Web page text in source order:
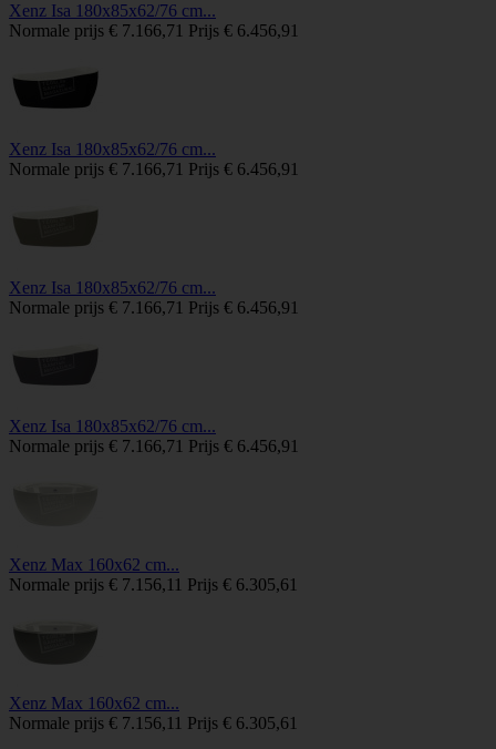
Xenz Isa 180x85x62/76 cm...
Normale prijs € 7.166,71 Prijs € 6.456,91
Xenz Isa 180x85x62/76 cm...
Normale prijs € 7.166,71 Prijs € 6.456,91
Xenz Isa 180x85x62/76 cm...
Normale prijs € 7.166,71 Prijs € 6.456,91
Xenz Isa 180x85x62/76 cm...
Normale prijs € 7.166,71 Prijs € 6.456,91
Xenz Max 160x62 cm...
Normale prijs € 7.156,11 Prijs € 6.305,61
Xenz Max 160x62 cm...
Normale prijs € 7.156,11 Prijs € 6.305,61